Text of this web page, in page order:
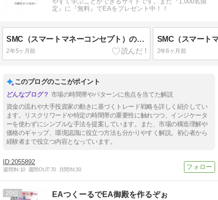
定』に『無料』でEAをプレゼント中！！
SMC（スマートマネーコンセプト）の鉄板トレード手法「Unicorn Model」について徹底解説してみた
2年5ヶ月前 2年6ヶ月前
このブログのここがポイント
市場の時間帯やパターンに焦点を当てた解説
資金の流れや大手投資家の動きに基づくトレード戦略を詳しく紹介してい
ます。リスクリワードや特定の時間帯の重要性に触れつつ、インジケータ
ーを使わずにシンプルな手法を提案しています。また、市場の構造理解や
価格のギャップ、環境認識に役立つ方法も分かりやすく解説。初心者から
経験者まで役立つ内容となっています。
2055892
週間IN:10 週間OUT:70 月間IN:30
20 EAつくーるでEA御殿を作るぞぉ